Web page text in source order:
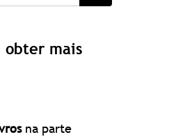
obter mais
na parte